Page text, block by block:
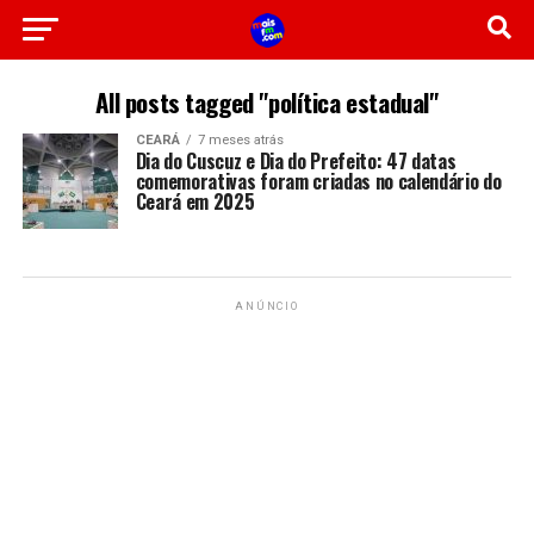
All posts tagged "política estadual"
CEARÁ 7 meses atrás
Dia do Cuscuz e Dia do Prefeito: 47 datas
comemorativas foram criadas no calendário do
Ceará em 2025
ANÚNCIO